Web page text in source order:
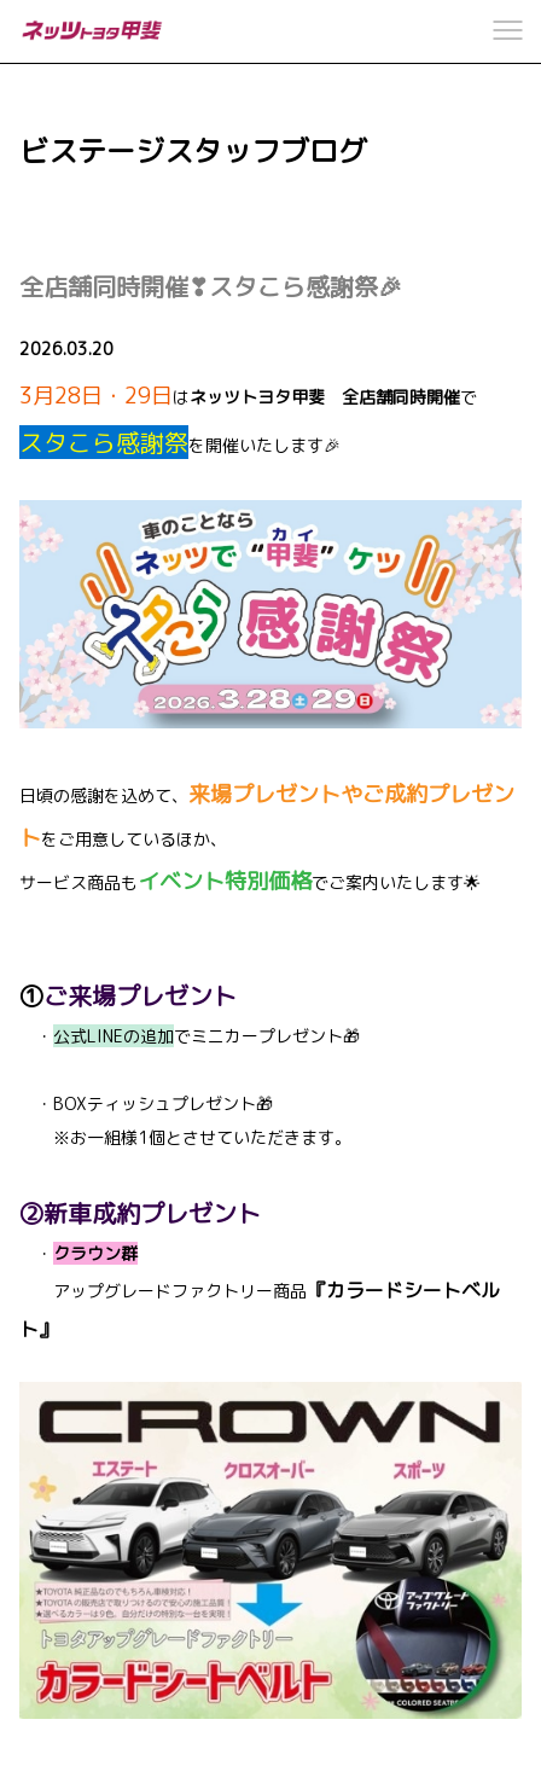
ビステージスタッフブログ
全店舗同時開催❣スタこら感謝祭🎉
2026.03.20
3月28日・29日はネッツトヨタ甲斐 全店舗同時開催で
スタこら感謝祭を開催いたします🎉
日頃の感謝を込めて、 来場プレゼントやご成約プレゼン
トをご用意しているほか、
サービス商品も イベント特別価格でご案内いたします🌟
①ご来場プレゼント
・ 公式LINEの追加でミニカープレゼント🎁
・BOXティッシュプレゼント🎁
※お一組様1個とさせていただきます。
②新車成約プレゼント
・ クラウン群
アップグレードファクトリー商品 『カラードシートベル
ト』